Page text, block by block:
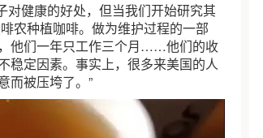
对健康的好处，但当我们开始研究其
农种植咖啡。做为维护过程的一部
他们一年只工作三个月……他们的收
稳定因素。事实上，很多来美国的人
而被压垮了。”